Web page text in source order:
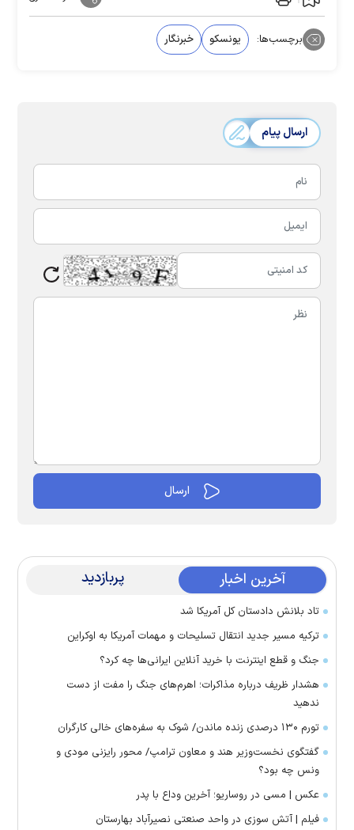
برچسب‌ها: یونسکو خبرنگار
ارسال پیام
آخرین اخبار پربازدید
تاد بلانش دادستان کل آمریکا شد
ترکیه مسیر جدید انتقال تسلیحات و مهمات آمریکا به اوکراین
جنگ و قطع اینترنت با خرید آنلاین ایرانی‌ها چه کرد؟
هشدار ظریف درباره مذاکرات؛ اهرم‌های جنگ را مفت از دست
ندهید
تورم ۱۳۰ درصدی زنده ماندن/ شوک به سفره‌های خالی کارگران
گفتگوی نخست‌وزیر هند و معاون ترامپ/ محور رایزنی مودی و
ونس چه بود؟
عکس | مسی در روساریو؛ آخرین وداع با پدر
فیلم | آتش سوزی در واحد صنعتی نصیرآباد بهارستان